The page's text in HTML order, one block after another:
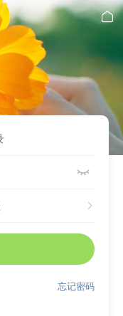



忘记密码